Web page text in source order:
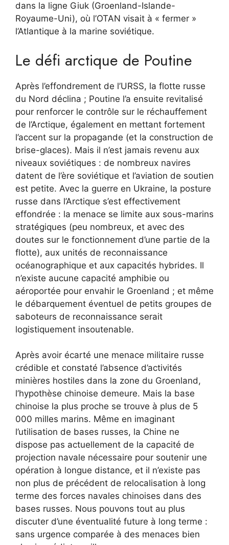
dans la ligne Giuk (Groenland-Islande-
Royaume-Uni), où l’OTAN visait à « fermer »
l’Atlantique à la marine soviétique.
Le défi arctique de Poutine
Après l’effondrement de l’URSS, la flotte russe
du Nord déclina ; Poutine l’a ensuite revitalisé
pour renforcer le contrôle sur le réchauffement
de l’Arctique, également en mettant fortement
l’accent sur la propagande (et la construction de
brise-glaces). Mais il n’est jamais revenu aux
niveaux soviétiques : de nombreux navires
datent de l’ère soviétique et l’aviation de soutien
est petite. Avec la guerre en Ukraine, la posture
russe dans l’Arctique s’est effectivement
effondrée : la menace se limite aux sous-marins
stratégiques (peu nombreux, et avec des
doutes sur le fonctionnement d’une partie de la
flotte), aux unités de reconnaissance
océanographique et aux capacités hybrides. Il
n’existe aucune capacité amphibie ou
aéroportée pour envahir le Groenland ; et même
le débarquement éventuel de petits groupes de
saboteurs de reconnaissance serait
logistiquement insoutenable.
Après avoir écarté une menace militaire russe
crédible et constaté l’absence d’activités
minières hostiles dans la zone du Groenland,
l’hypothèse chinoise demeure. Mais la base
chinoise la plus proche se trouve à plus de 5
000 milles marins. Même en imaginant
l’utilisation de bases russes, la Chine ne
dispose pas actuellement de la capacité de
projection navale nécessaire pour soutenir une
opération à longue distance, et il n’existe pas
non plus de précédent de relocalisation à long
terme des forces navales chinoises dans des
bases russes. Nous pouvons tout au plus
discuter d’une éventualité future à long terme :
sans urgence comparée à des menaces bien